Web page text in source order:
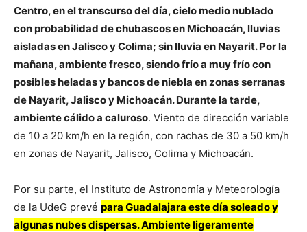
Centro, en el transcurso del día, cielo medio nublado
con probabilidad de chubascos en Michoacán, lluvias
aisladas en Jalisco y Colima; sin lluvia en Nayarit. Por la
mañana, ambiente fresco, siendo frío a muy frío con
posibles heladas y bancos de niebla en zonas serranas
de Nayarit, Jalisco y Michoacán. Durante la tarde,
ambiente cálido a caluroso. Viento de dirección variable
de 10 a 20 km/h en la región, con rachas de 30 a 50 km/h
en zonas de Nayarit, Jalisco, Colima y Michoacán.
Por su parte, el Instituto de Astronomía y Meteorología
de la UdeG prevé para Guadalajara este día soleado y
algunas nubes dispersas. Ambiente ligeramente